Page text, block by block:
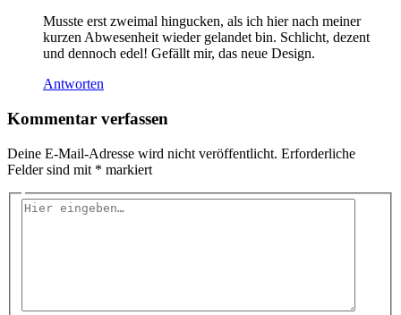
Musste erst zweimal hingucken, als ich hier nach meiner
kurzen Abwesenheit wieder gelandet bin. Schlicht, dezent
und dennoch edel! Gefällt mir, das neue Design.
Antworten
Kommentar verfassen
Deine E-Mail-Adresse wird nicht veröffentlicht. Erforderliche
Felder sind mit * markiert
Hier